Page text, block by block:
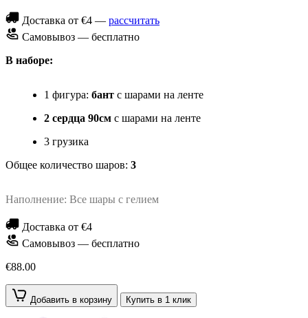
Доставка от €4 — рассчитать
Самовывоз — бесплатно
В наборе:
1 фигура: бант с шарами на ленте
2 сердца 90см с шарами на ленте
3 грузика
Общее количество шаров: 3
Наполнение: Все шары с гелием
Доставка от €4
Самовывоз — бесплатно
€88.00
Добавить в корзину Купить в 1 клик